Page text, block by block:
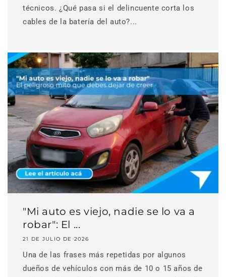
técnicos. ¿Qué pasa si el delincuente corta los
cables de la batería del auto?...
"Mi auto es viejo, nadie se lo va a
robar": El ...
21 DE JULIO DE 2026
Una de las frases más repetidas por algunos
dueños de vehículos con más de 10 o 15 años de